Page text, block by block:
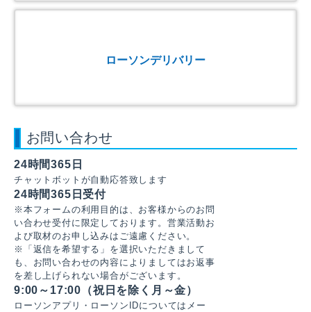
ローソンデリバリー
お問い合わせ
24時間365日
チャットボットが自動応答致します
24時間365日受付
※本フォームの利用目的は、お客様からのお問
い合わせ受付に限定しております。営業活動お
よび取材のお申し込みはご遠慮ください。
※「返信を希望する」を選択いただきまして
も、お問い合わせの内容によりましてはお返事
を差し上げられない場合がございます。
9:00～17:00（祝日を除く月～金）
ローソンアプリ・ローソンIDについてはメー